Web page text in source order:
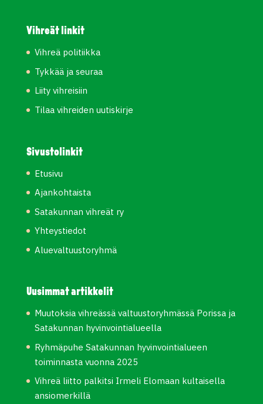
Vihreät linkit
Vihreä politiikka
Tykkää ja seuraa
Liity vihreisiin
Tilaa vihreiden uutiskirje
Sivustolinkit
Etusivu
Ajankohtaista
Satakunnan vihreät ry
Yhteystiedot
Aluevaltuustoryhmä
Uusimmat artikkelit
Muutoksia vihreässä valtuustoryhmässä Porissa ja
Satakunnan hyvinvointialueella
Ryhmäpuhe Satakunnan hyvinvointialueen
toiminnasta vuonna 2025
Vihreä liitto palkitsi Irmeli Elomaan kultaisella
ansiomerkillä